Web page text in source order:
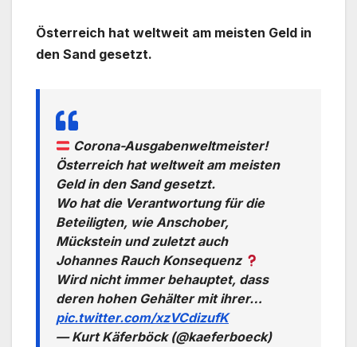
Österreich hat weltweit am meisten Geld in
den Sand gesetzt.
Corona-Ausgabenweltmeister!
Österreich hat weltweit am meisten
Geld in den Sand gesetzt.
Wo hat die Verantwortung für die
Beteiligten, wie Anschober,
Mückstein und zuletzt auch
Johannes Rauch Konsequenz
Wird nicht immer behauptet, dass
deren hohen Gehälter mit ihrer…
pic.twitter.com/xzVCdizufK
— Kurt Käferböck (@kaeferboeck)